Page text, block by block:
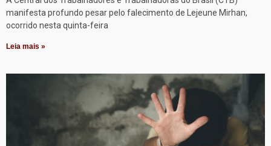
manifesta profundo pesar pelo falecimento de Lejeune Mirhan,
ocorrido nesta quinta-feira
Leia mais »